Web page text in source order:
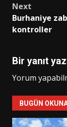
Next
Burhaniye
kontroller
Bir yanıt
Yorum
BUGÜN